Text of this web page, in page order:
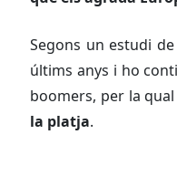
Segons un estudi
últims anys i ho
boomers, per la
la platja.